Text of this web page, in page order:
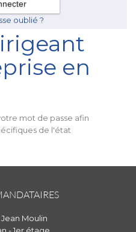
oublié ?
en
mot de passe afin
de l'état
Moulin